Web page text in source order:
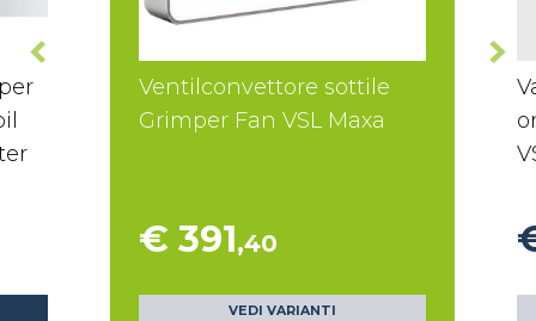
Ventilconvettore sottile
Grimper Fan VSL Maxa
€ 391,40
VEDI VARIANTI